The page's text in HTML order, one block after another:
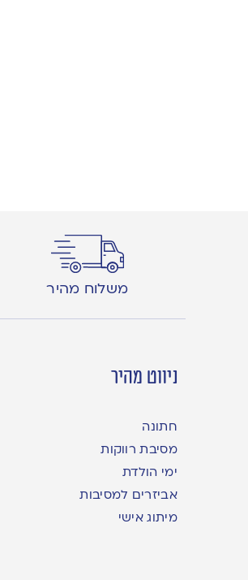
משלוח מהיר
ניווט מהיר
חתונה
מסיבת רווקות
ימי הולדת
אביזרים למסיבות
מיתוג אישי